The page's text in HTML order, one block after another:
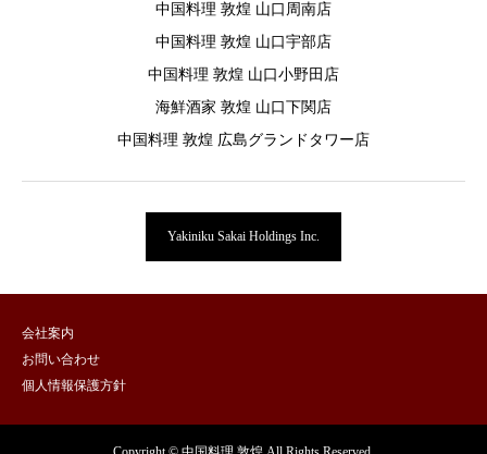
中国料理 敦煌 山口周南店
中国料理 敦煌 山口宇部店
中国料理 敦煌 山口小野田店
海鮮酒家 敦煌 山口下関店
中国料理 敦煌 広島グランドタワー店
Yakiniku Sakai Holdings Inc.
会社案内
お問い合わせ
個人情報保護方針